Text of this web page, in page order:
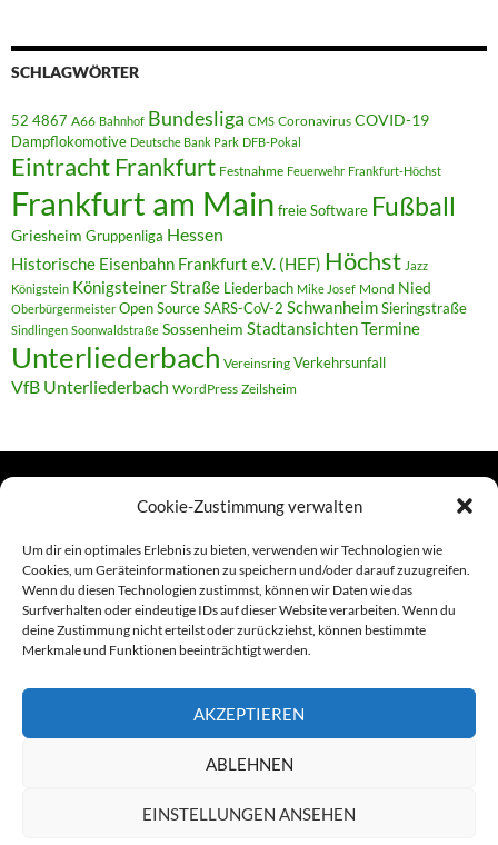
Cookie-Zustimmung verwalten
Um dir ein optimales Erlebnis zu bieten, verwenden wir Technologien wie
Cookies, um Geräteinformationen zu speichern und/oder darauf zuzugreifen.
Wenn du diesen Technologien zustimmst, können wir Daten wie das
Surfverhalten oder eindeutige IDs auf dieser Website verarbeiten. Wenn du
deine Zustimmung nicht erteilst oder zurückziehst, können bestimmte
Merkmale und Funktionen beeinträchtigt werden.
AKZEPTIEREN
ABLEHNEN
EINSTELLUNGEN ANSEHEN
SCHLAGWÖRTER
52 4867 A66 Bahnhof Bundesliga CMS Coronavirus COVID-19
Dampflokomotive Deutsche Bank Park DFB-Pokal
Eintracht Frankfurt Festnahme Feuerwehr Frankfurt-Höchst
Frankfurt am Main freie Software Fußball
Griesheim Gruppenliga Hessen
Historische Eisenbahn Frankfurt e.V. (HEF) Höchst Jazz
Königstein Königsteiner Straße Liederbach Mike Josef Mond Nied
Oberbürgermeister Open SourceSARS-CoV-2 SchwanheimSieringstraße
Sindlingen Soonwaldstraße Sossenheim StadtansichtenTermine
Unterliederbach Vereinsring Verkehrsunfall
VfB Unterliederbach WordPress Zeilsheim
Links
Amiga (alt in Seite)
Amiga-News
Foto-Spaziergänge (Mainzauber)